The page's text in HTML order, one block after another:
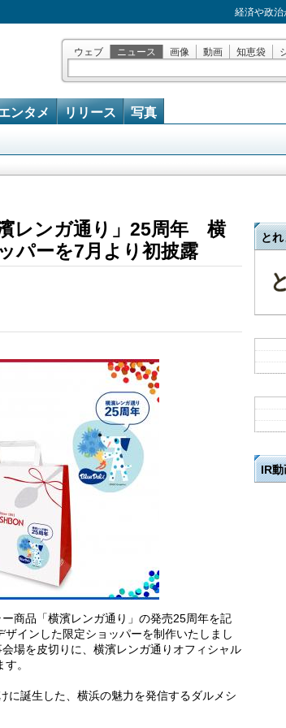
経済や政
ウェブ ニュース 画像 動画 知恵袋
ンタメ リリース 写真
レンガ通り」25周年 横
パーを7月より初披露
商品「横濱レンガ通り」の発売25周年を記
インした限定ショッパーを制作いたしまし
場を皮切りに、横濱レンガ通りオフィシャル
。
誕生した、横浜の魅力を発信するダルメシ
とれ
IR動